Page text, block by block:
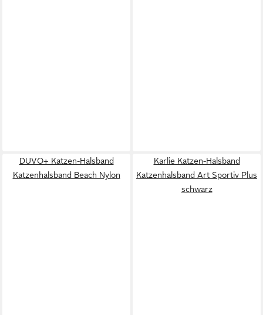
DUVO+ Katzen-Halsband
Katzenhalsband Beach Nylon
Karlie Katzen-Halsband
Katzenhalsband Art Sportiv Plus
schwarz